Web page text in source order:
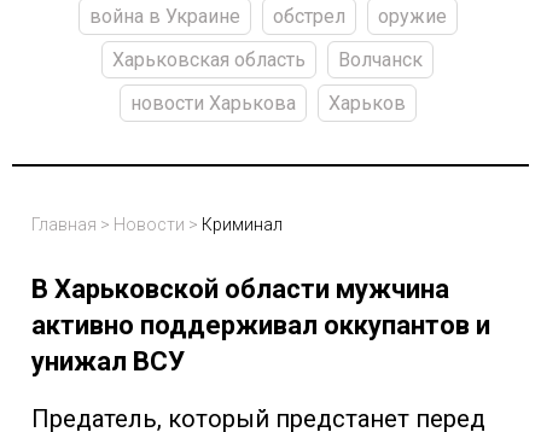
война в Украине обстрел
оружие
Харьковская область
Волчанск
новости Харькова
Харьков
Главная > Новости > Криминал
В Харьковской области мужчина
активно поддерживал оккупантов и
унижал ВСУ
Предатель, который предстанет перед